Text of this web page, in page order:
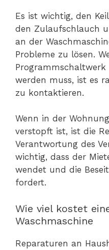
Es ist wichtig, den
den Zulaufschlauch
an der
Probleme zu lösen.
werden muss, ist es
zu kontaktieren.
Wenn in der
verstopft ist, ist die
Verantwortung des
wichtig, dass der
wendet und die
fordert.
Wie viel kostet
Waschmaschine
Reparaturen an